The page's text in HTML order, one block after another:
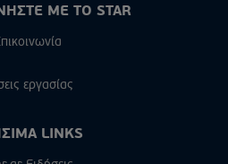
ΜΕ ΤΟ STAR
εργασίας
LINKS